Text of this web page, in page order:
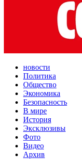
новости
Политика
Общество
Экономика
Безопасность
В мире
История
Эксклюзивы
Фото
Видео
Архив